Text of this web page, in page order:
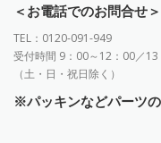
＜お電話でのお問合せ＞
TEL：0120-091-949
受付時間 9：00～12：00／
（土・日・祝日除く）
※パッキンなどパーツ